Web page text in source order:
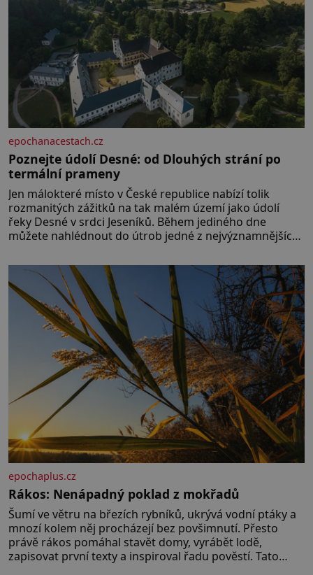
epochanacestach.cz
Poznejte údolí Desné: od Dlouhých strání po
termální prameny
Jen málokteré místo v České republice nabízí tolik
rozmanitých zážitků na tak malém území jako údolí
řeky Desné v srdci Jeseníků. Během jediného dne
můžete nahlédnout do útrob jedné z nejvýznamnějších
hřebeny, projet se na koloběžce a den zakončit
poznáváním památek ve Velkých Losinách nebo v
termálním
epochaplus.cz
Rákos: Nenápadný poklad z mokřadů
Šumí ve větru na březích rybníků, ukrývá vodní ptáky a
mnozí kolem něj procházejí bez povšimnutí. Přesto
právě rákos pomáhal stavět domy, vyrábět lodě,
zapisovat první texty a inspiroval řadu pověstí. Tato